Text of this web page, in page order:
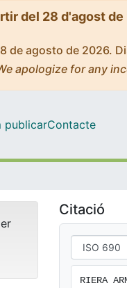
del 28 d'agost
de agosto de 2026.
apologize for any
publicarContacte
Citació
RIERA